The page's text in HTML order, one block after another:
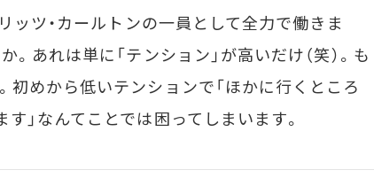
ッツ・カールトンの一員として全力で働きま
。あれは単に「テンション」が高いだけ（笑）。も
初めから低いテンションで「ほかに行くところ
」なんてことでは困ってしまいます。